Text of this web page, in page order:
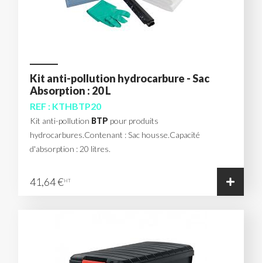
Kit anti-pollution hydrocarbure - Sac
Absorption : 20 L
REF : KTHBTP20
Kit anti-pollution BTP pour produits
hydrocarbures.Contenant : Sac housse.Capacité
d'absorption : 20 litres.
41,64 €HT